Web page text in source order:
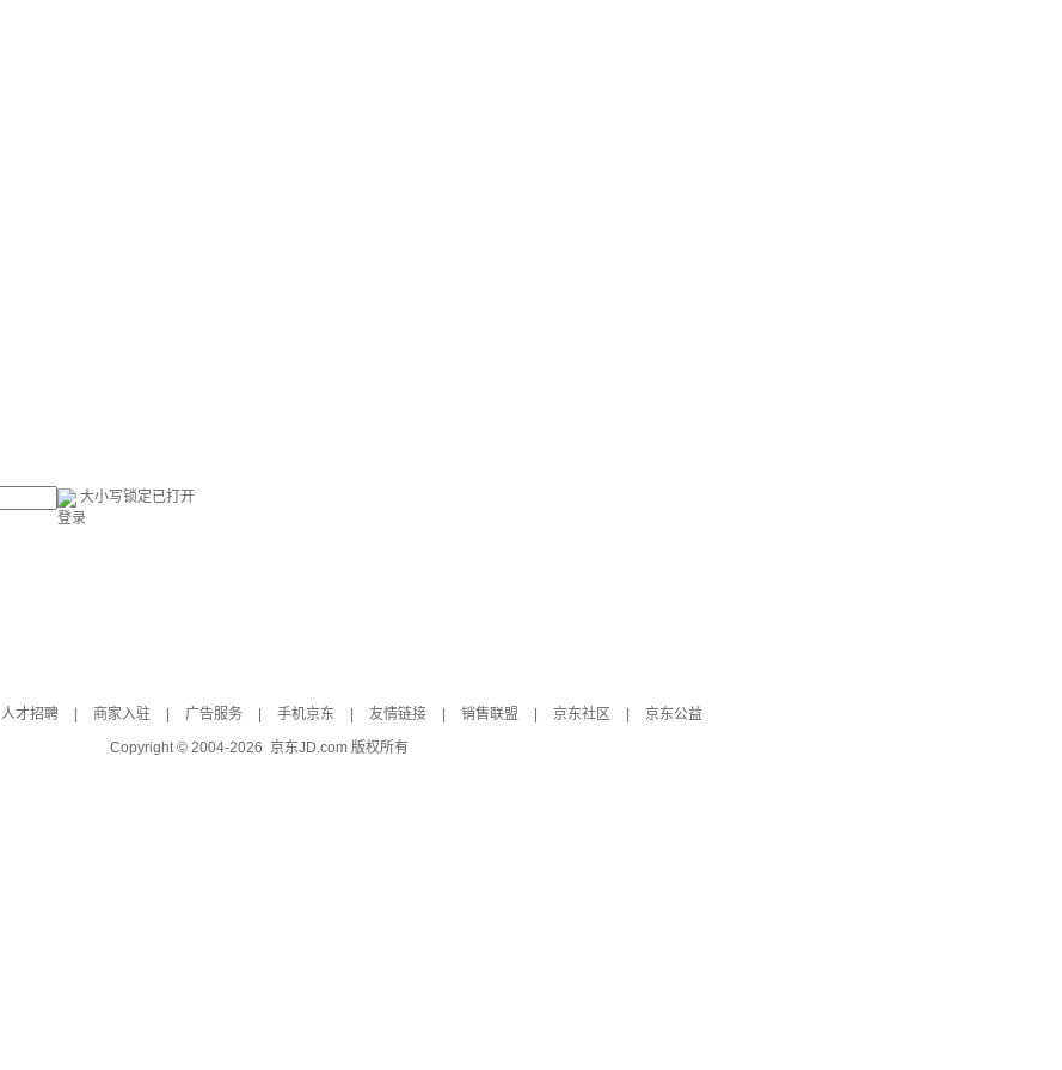
大小写锁定已打开
登录
人才招聘 商家入驻 广告服务 手机京东 友情链接 销售联盟 京东社区
京东公益
Copyright © 2004-2026 京东JD.com 版权所有